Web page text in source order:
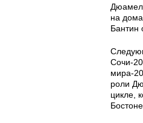
на
Бантин
Сочи-
мира-
роли
цикле,